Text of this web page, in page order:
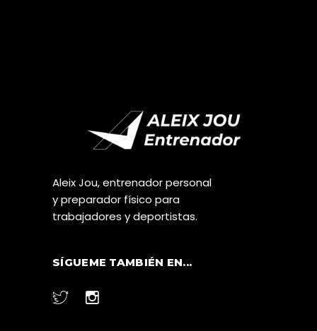
Aleix Jou, entrenador personal
y preparador físico para
trabajadores y deportistas.
SÍGUEME TAMBIÉN EN...